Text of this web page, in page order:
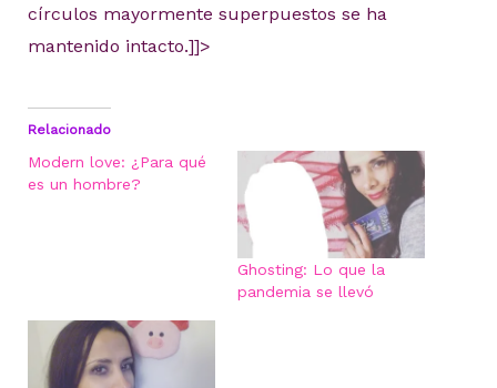
círculos mayormente superpuestos se ha
mantenido intacto.]]>
Relacionado
Modern love: ¿Para qué
es un hombre?
Ghosting: Lo que la
pandemia se llevó